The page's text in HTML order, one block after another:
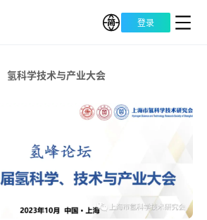
登录
氢科学技术与产业大会